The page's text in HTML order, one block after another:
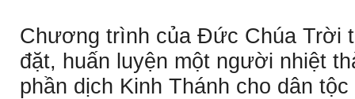
Chương trình của Ðức Chúa Trời
đặt, huấn luyện một người nhiệt
phần dịch Kinh Thánh cho dân